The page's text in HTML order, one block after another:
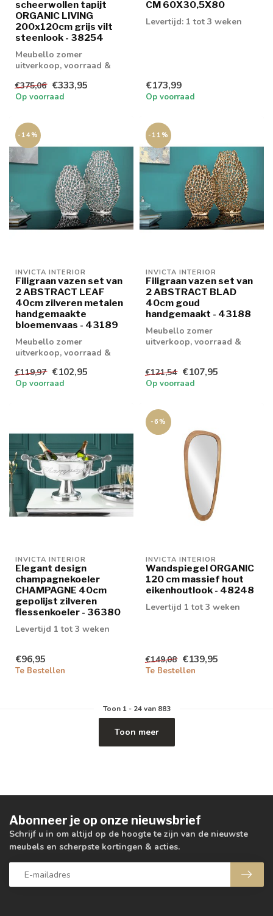
scheerwollen tapijt
ORGANIC LIVING
200x120cm grijs vilt
steenlook - 38254
Meubello zomer
uitverkoop, voorraad &
levertijd 1/2 wek...
€375,06 €333,95
Op voorraad
CM 60X30,5X80
Levertijd: 1 tot 3 weken
€173,99
Op voorraad
-14%
INVICTA INTERIOR
Filigraan vazen set van
2 ABSTRACT LEAF
40cm zilveren metalen
handgemaakte
bloemenvaas - 43189
Meubello zomer
uitverkoop, voorraad &
levertijd 1/2 wek...
€119,97 €102,95
Op voorraad
-11%
INVICTA INTERIOR
Filigraan vazen set van
2 ABSTRACT BLAD
40cm goud
handgemaakt - 43188
Meubello zomer
uitverkoop, voorraad &
€121,54 €107,95
Op voorraad
INVICTA INTERIOR
Elegant design
champagnekoeler
CHAMPAGNE 40cm
gepolijst zilveren
flessenkoeler - 36380
Levertijd 1 tot 3 weken
€96,95
Te Bestellen
-6%
INVICTA INTERIOR
Wandspiegel ORGANIC
120 cm massief hout
eikenhoutlook - 48248
Levertijd 1 tot 3 weken
€149,08 €139,95
Te Bestellen
Toon 1- 24van 883
Toon meer
Abonneer je op onze nieuwsbrief
Schrijf u in om altijd op de hoogte te zijn van de nieuwste
meubels en scherpste kortingen & acties.